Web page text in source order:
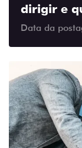
dirigir e
Data da